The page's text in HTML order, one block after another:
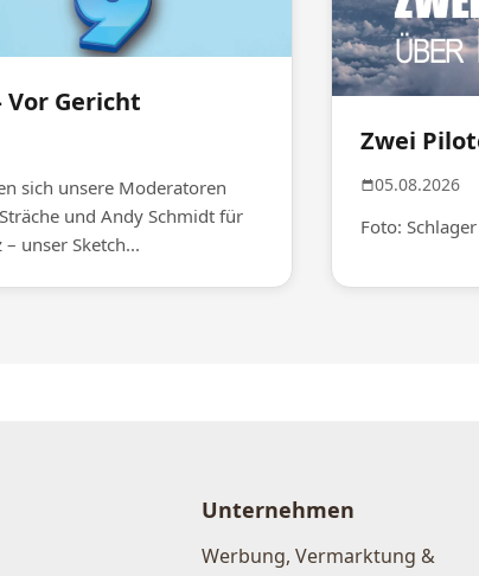
Vor Gericht
sich unsere Moderatoren
und Andy Schmidt für
unser Sketch...
Zwei
05.08.2026
Foto:
Unternehmen
Werbung, Vermarktung &